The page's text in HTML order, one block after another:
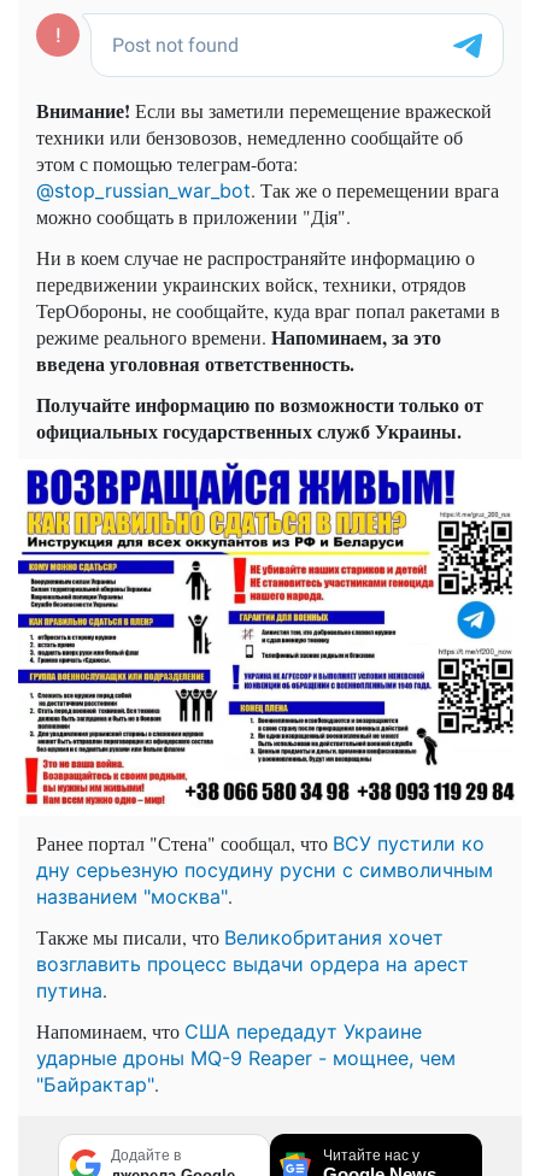
Внимание! Если вы заметили перемещение вражеской
техники или бензовозов, немедленно сообщайте об
этом с помощью телеграм-бота:
@stop_russian_war_bot. Так же о перемещении врага
можно сообщать в приложении "Дія".
Ни в коем случае не распространяйте информацию о
передвижении украинских войск, техники, отрядов
ТерОбороны, не сообщайте, куда враг попал ракетами в
режиме реального времени. Напоминаем, за это
введена уголовная ответственность.
Получайте информацию по возможности только от
официальных государственных служб Украины.
Ранее портал "Стена" сообщал, что ВСУ пустили ко
дну серьезную посудину русни с символичным
названием "москва".
Также мы писали, что Великобритания хочет
возглавить процесс выдачи ордера на арест
путина.
Напоминаем, что США передадут Украине
ударные дроны MQ-9 Reaper - мощнее, чем
"Байрактар".
Додайте в Читайте нас у